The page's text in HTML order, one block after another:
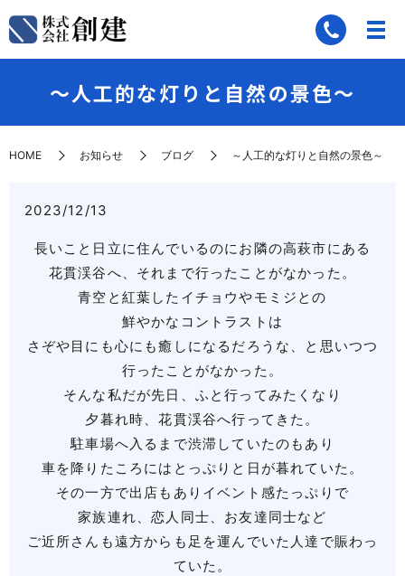
～人工的な灯りと自然の景色～
HOME お知らせ ブログ ～人工的な灯りと自然の景色～
2023/12/13
長いこと日立に住んでいるのにお隣の高萩市にある
花貫渓谷へ、それまで行ったことがなかった。
青空と紅葉したイチョウやモミジとの
鮮やかなコントラストは
さぞや目にも心にも癒しになるだろうな、と思いつつ
行ったことがなかった。
そんな私だが先日、ふと行ってみたくなり
夕暮れ時、花貫渓谷へ行ってきた。
駐車場へ入るまで渋滞していたのもあり
車を降りたころにはとっぷりと日が暮れていた。
その一方で出店もありイベント感たっぷりで
家族連れ、恋人同士、お友達同士など
ご近所さんも遠方からも足を運んでいた人達で賑わっ
ていた。